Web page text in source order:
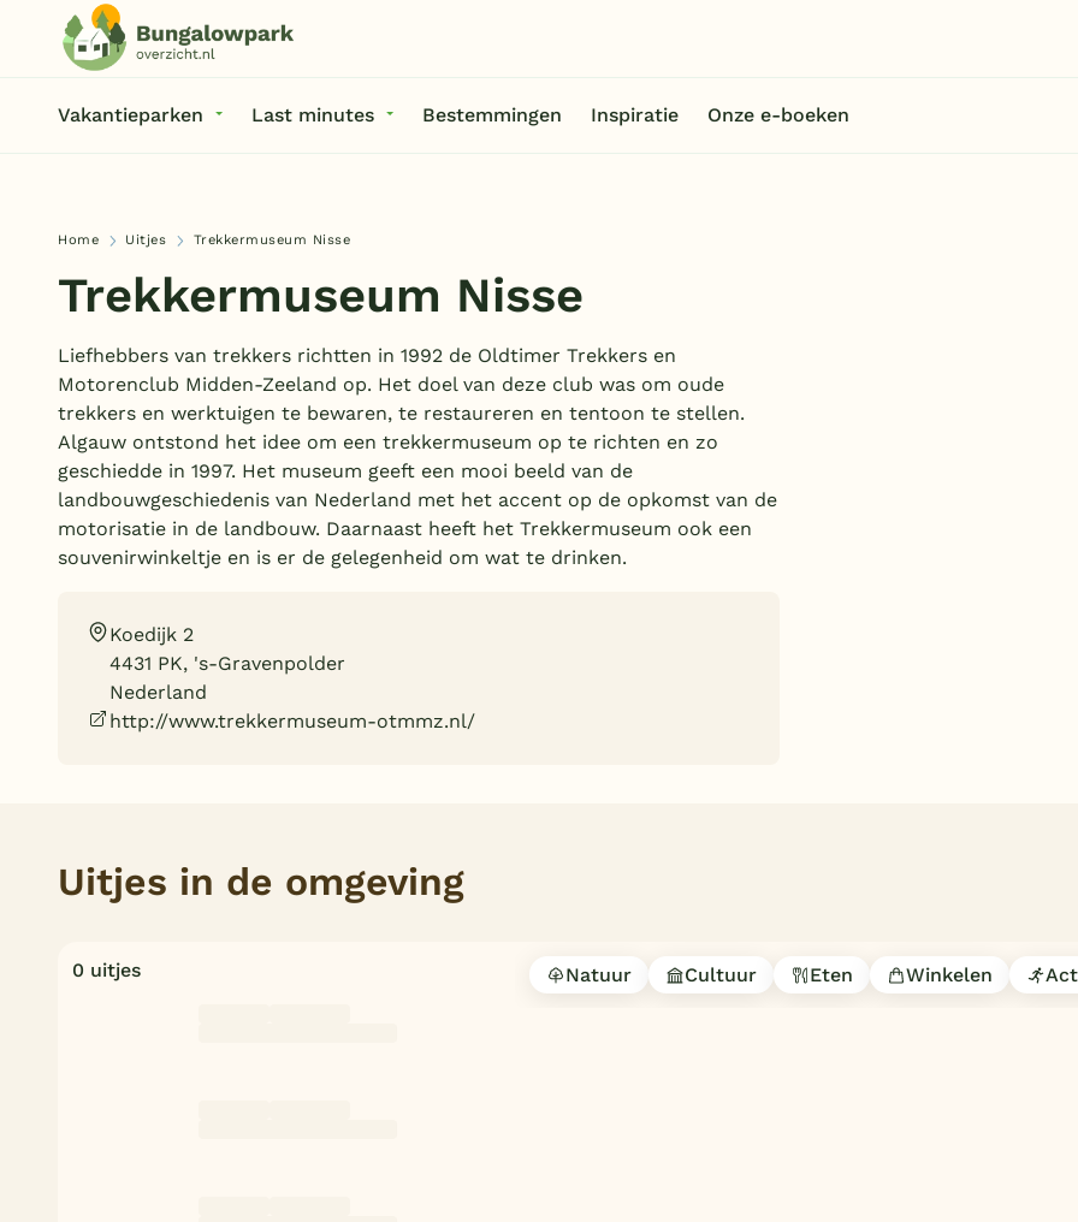
Vakantieparken Last minutes Bestemmingen Inspiratie Onze e-boeken
Home Uitjes Trekkermuseum Nisse
Trekkermuseum Nisse
Liefhebbers van trekkers richtten in 1992 de Oldtimer Trekkers en
Motorenclub Midden-Zeeland op. Het doel van deze club was om oude
trekkers en werktuigen te bewaren, te restaureren en tentoon te stellen.
Algauw ontstond het idee om een trekkermuseum op te richten en zo
geschiedde in 1997. Het museum geeft een mooi beeld van de
landbouwgeschiedenis van Nederland met het accent op de opkomst van de
motorisatie in de landbouw. Daarnaast heeft het Trekkermuseum ook een
souvenirwinkeltje en is er de gelegenheid om wat te drinken.
Koedijk 2
4431 PK, 's-Gravenpolder
Nederland
http://www.trekkermuseum-otmmz.nl/
Uitjes in de omgeving
0 uitjes Natuur Cultuur Eten Winkelen